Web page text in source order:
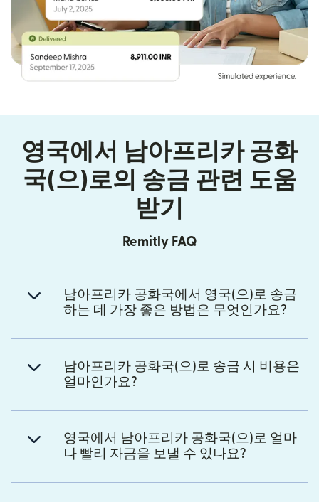
영국에서 남아프리카 공화
국(으)로의 송금 관련 도움
받기
Remitly FAQ
남아프리카 공화국에서 영국(으)로 송금
하는 데 가장 좋은 방법은 무엇인가요?
남아프리카 공화국(으)로 송금 시 비용은
얼마인가요?
영국에서 남아프리카 공화국(으)로 얼마
나 빨리 자금을 보낼 수 있나요?